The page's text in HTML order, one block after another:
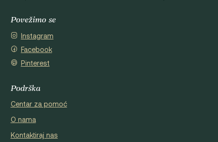
Povežimo se
Instagram
Facebook
Pinterest
Podrška
Centar za pomoć
O nama
Kontaktiraj nas